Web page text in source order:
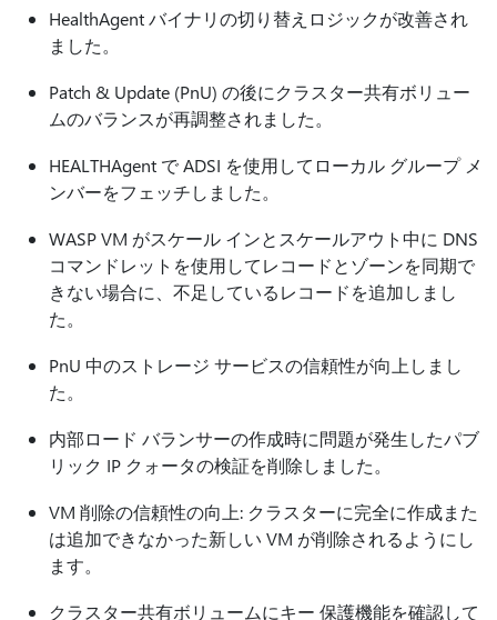
HealthAgent バイナリの切り替えロジックが改善され
ました。
Patch & Update (PnU) の後にクラスター共有ボリュー
ムのバランスが再調整されました。
HEALTHAgent で ADSI を使用してローカル グループ メ
ンバーをフェッチしました。
WASP VM がスケール インとスケールアウト中に DNS
コマンドレットを使用してレコードとゾーンを同期で
きない場合に、不足しているレコードを追加しまし
た。
PnU 中のストレージ サービスの信頼性が向上しまし
た。
内部ロード バランサーの作成時に問題が発生したパブ
リック IP クォータの検証を削除しました。
VM 削除の信頼性の向上: クラスターに完全に作成また
は追加できなかった新しい VM が削除されるようにし
ます。
クラスター共有ボリュームにキー 保護機能を確認して